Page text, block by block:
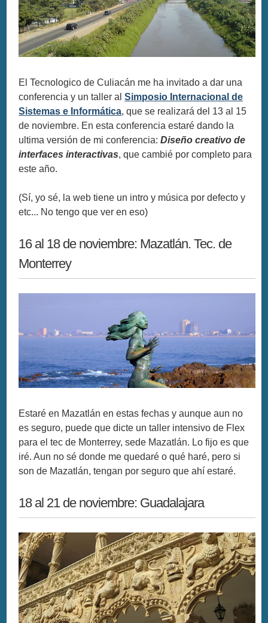
El Tecnologico de Culiacán me ha invitado a dar una
conferencia y un taller alSimposio Internacional de
Sistemas e Informática, que se realizará del 13 al 15
de noviembre. En esta conferencia estaré dando la
ultima versión de mi conferencia:Diseño creativo de
interfaces interactivas, que cambié por completo para
este año.
(Sí, yo sé, la web tiene un intro y música por defecto y
etc... No tengo que ver en eso)
16 al 18 de noviembre: Mazatlán. Tec. de
Monterrey
Estaré en Mazatlán en estas fechas y aunque aun no
es seguro, puede que dicte un taller intensivo de Flex
para el tec de Monterrey, sede Mazatlán. Lo fijo es que
iré. Aun no sé donde me quedaré o qué haré, pero si
son de Mazatlán, tengan por seguro que ahí estaré.
18 al 21 de noviembre: Guadalajara